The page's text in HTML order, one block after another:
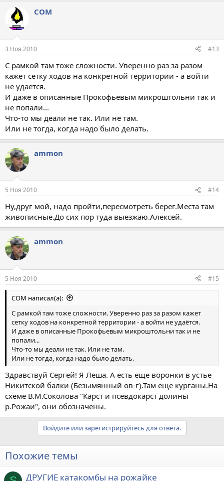
COM
3 Ноя 2010 #13
С рамкой там тоже сложности. Уверенно раз за разом
кажет сетку ходов на конкретной территории - а войти
не удаётся.
И даже в описанные Прокофьевым микроштольни так и
не попали...
Что-то мы деали не так. Или не там.
Или не тогда, когда надо было делать.
ammon
5 Ноя 2010 #14
Ну,друг мой, надо пройти,пересмотреть берег.Места там
живописные.До сих пор туда выезжаю.Алексей.
ammon
5 Ноя 2010 #15
COM написал(а):
С рамкой там тоже сложности. Уверенно раз за разом кажет
сетку ходов на конкретной территории - а войти не удаётся.
И даже в описанные Прокофьевым микроштольни так и не
попали...
Что-то мы деали не так. Или не там.
Или не тогда, когда надо было делать.
Здравствуй Сергей! Я Леша. А есть еще воронки в устье
Никитской балки (Безымянный ов-г).Там еще курганы.На
схеме В.М.Соколова "Карст и псевдокарст долины
р.Рожаи", они обозначены.
Войдите или зарегистрируйтесь для ответа.
Похожие темы
ДРУГИЕ катакомбы на рожайке